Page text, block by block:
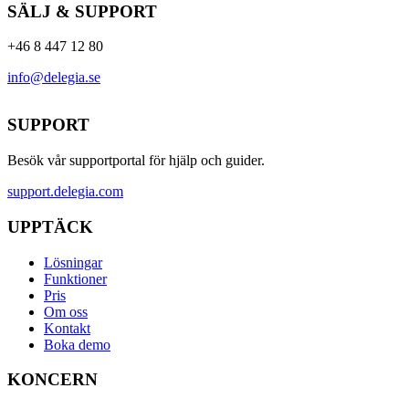
SÄLJ & SUPPORT
+46 8 447 12 80
info@delegia.se
SUPPORT
Besök vår supportportal för hjälp och guider.
support.delegia.com
UPPTÄCK
Lösningar
Funktioner
Pris
Om oss
Kontakt
Boka demo
KONCERN